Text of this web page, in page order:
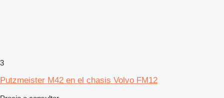
3
Putzmeister M42 en el chasis Volvo FM12